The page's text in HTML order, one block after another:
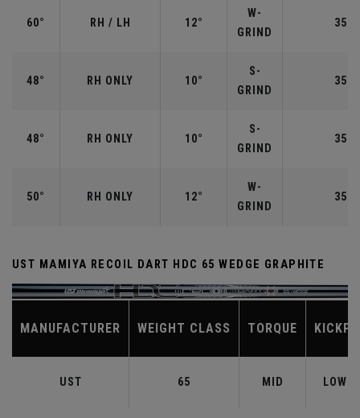
60° RH / LH 12°
W-
GRIND
48° RH ONLY 10°
S-
GRIND
48° RH ONLY 10°
S-
GRIND
50° RH ONLY 12°
W-
GRIND
UST MAMIYA RECOIL DART HDC 65 WEDGE GRAPHITE
MANUFACTURER WEIGHT CLASS TORQUE
UST 65 MID LOW-